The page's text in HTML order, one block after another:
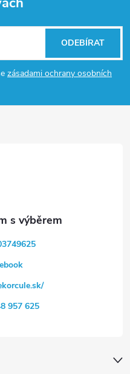
zásadami ochrany osobních
ODEBÍRAT
957 625